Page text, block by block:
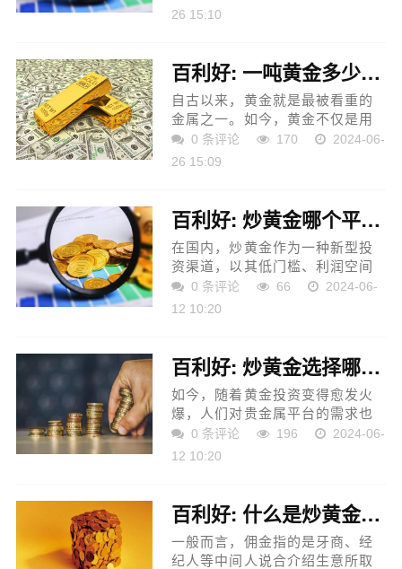
宏观经济指标，具有多方面的基
26 15:10
百利好: 一吨黄金多少钱？
自古以来，黄金就是最被看重的
金属之一。如今，黄金不仅是用
于储备和投资的特殊通货，同时
还是各行各业（如首饰业、电子
0 条评论 170
2024-06-
26 15:09
百利好: 炒黄金哪个平台好，炒黄金去哪里开户？
在国内，炒黄金作为一种新型投
资渠道，以其低门槛、利润空间
大等魅力深受广大投资者的青
睐。然而，炒黄金去哪里开户？
0 条评论 66
2024-06-
12 10:20
百利好: 炒黄金选择哪个公司的平台好？
如今，随着黄金投资变得愈发火
爆，人们对贵金属平台的需求也
显得越来越迫切。随之，市场上
的贵金属公司也如雨后春笋般涌
0 条评论 196
2024-06-
12 10:20
百利好: 什么是炒黄金的佣金？
一般而言，佣金指的是牙商、经
纪人等中间人说合介绍生意所取